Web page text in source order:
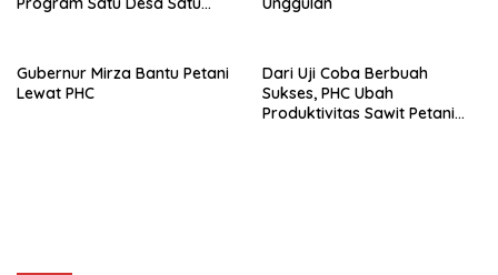
Gubernur Mirza Bantu Petani
Lewat PHC
Dari Uji Coba Berbuah
Sukses, PHC Ubah
Produktivitas Sawit Petani